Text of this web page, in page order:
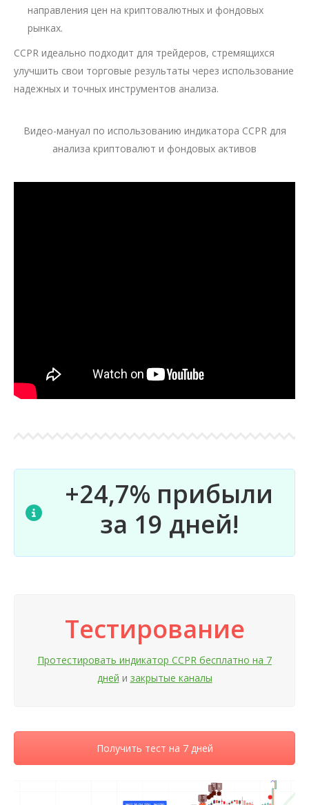
направления цен на криптовалютных и фондовых
рынках.
CCPR идеально подходит для трейдеров, стремящихся
улучшить свои торговые результаты через использование
надежных и точных инструментов анализа.
Видео-мануал по использованию индикатора CCPR для
анализа криптовалют и фондовых активов
+24,7% прибыли
за 19 дней!
Тестирование
Протестировать индикатор CCPR бесплатно на 7
дней и закрытые каналы
Получить тест на 7 дней